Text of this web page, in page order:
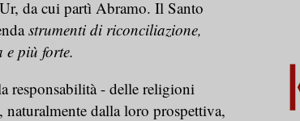
da cui partì Abramo. Il Santo
strumenti di riconciliazione,
più forte.
responsabilità - delle religioni
dalla loro prospettiva,